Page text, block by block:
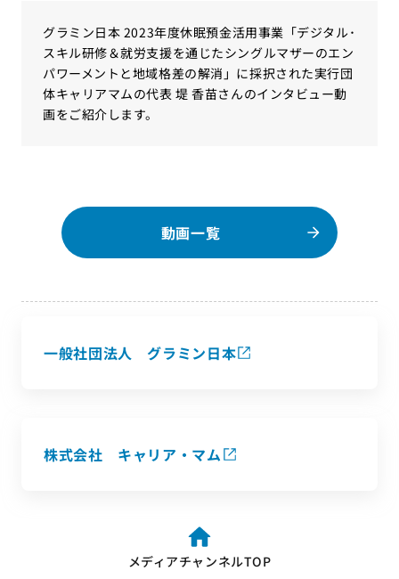
グラミン日本 2023年度休眠預金活用事業「デジタル･
スキル研修＆就労支援を通じたシングルマザーのエン
パワーメントと地域格差の解消」に採択された実行団
体キャリアマムの代表 堤 香苗さんのインタビュー動
画をご紹介します。
動画一覧
一般社団法人 グラミン日本
株式会社 キャリア・マム
メディアチャンネルTOP